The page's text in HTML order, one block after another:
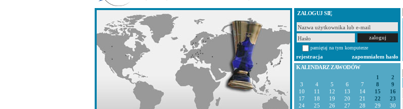
ZALOGUJ SIĘ
pamiętaj na tym komputerze
rejestracja
zapomniałem hasło
KALENDARZ ZAWODÓW
1
2
3
4 5 6 7 8
9
10
11 12 13 14 15
16
17
18 19 20 21 22
23
24
25 26 27 28 29
30